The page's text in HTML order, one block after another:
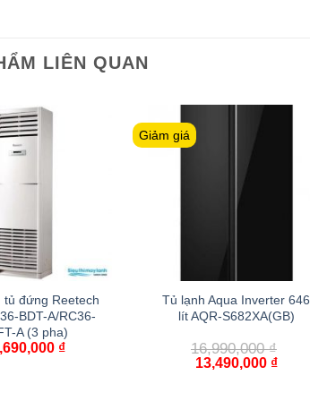
LIÊN QUAN
tủ đứng Reetech
BDT-A/RC36-
A (3 pha)
₫
Giảm giá
Tủ lạnh Aqua Inverter 646
lít AQR-S682XA(GB)
16,990,000₫
13,490,000 ₫